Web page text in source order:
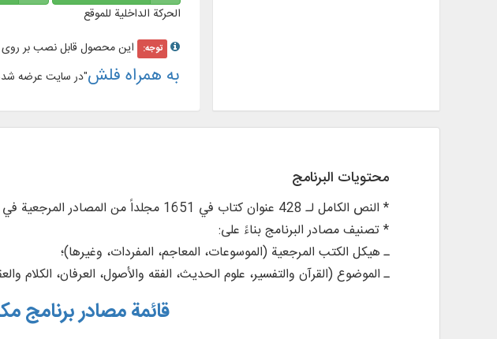
الحركة الداخلية للموقع
توجه: این محصول قابل نصب بر روی ویندوز 10 و بالا تر می باشد. در ضمن بر روی
به همراه فلش"در سایت عرضه
محتويات البرنامج
* النص الكامل لـ 428 عنوان كتاب في 1651 مجلداً من المصادر المرجعية في العلوم الإسلامية.
* تصنيف مصادر البرنامج بناءً على:
ـ هيكل الكتب المرجعية (الموسوعات، المعاجم، المفردات، وغيرها)؛
ـ الموضوع (القرآن والتفسير، علوم الحديث، الفقه والأصول، العرفان، الكلام
قائمة مصادر برنامج